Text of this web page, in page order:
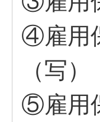
④雇用
（写）
⑤雇用